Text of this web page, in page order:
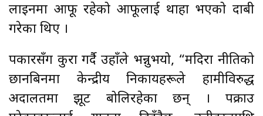
लाइनमा आफू रहेको आफूलाई थाहा भएको दाबी
गरेका थिए ।
पत्रकारसँग कुरा गर्दै उहाँले भन्नुभयो, “मदिरा नीतिको
छानबिनमा केन्द्रीय निकायहरूले हामीविरुद्ध
अदालतमा झूट बोलिरहेका छन् । पक्राउ